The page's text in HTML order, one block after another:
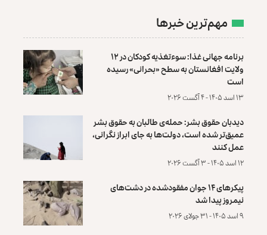
مهم‌ترین خبرها
برنامه جهانی غذا: سوءتغذیه کودکان در ۱۲
ولایت افغانستان به سطح «بحرانی» رسیده
است
۱۳ اسد ۱۴۰۵ - ۴ آگست ۲۰۲۶
دیدبان حقوق بشر: حمله‌ی طالبان به حقوق بشر
عمیق‌تر شده است، دولت‌ها به جای ابراز نگرانی،
عمل کنند
۱۲ اسد ۱۴۰۵ - ۳ آگست ۲۰۲۶
پیکرهای ۱۴ جوان مفقودشده در دشت‌های
نیمروز پیدا شد
۹ اسد ۱۴۰۵ - ۳۱ جولای ۲۰۲۶